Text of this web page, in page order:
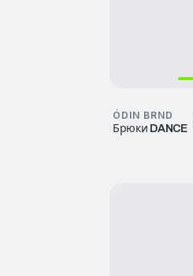
ÓDIN BRND
Брюки DANCE